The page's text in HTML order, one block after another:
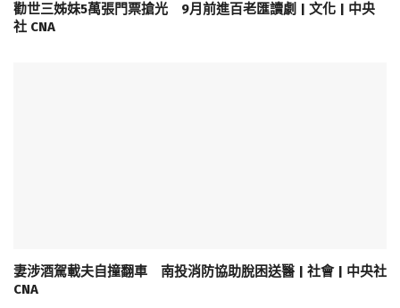
勸世三姊妹5萬張門票搶光 9月前進百老匯讀劇 | 文化 | 中央
社 CNA
妻涉酒駕載夫自撞翻車 南投消防協助脫困送醫 | 社會 | 中央社
CNA